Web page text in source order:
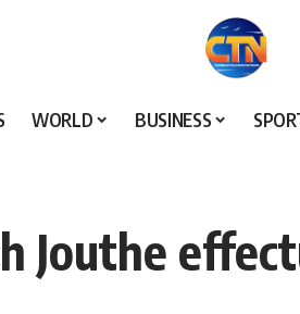
WORLD BUSINESS
Jouthe